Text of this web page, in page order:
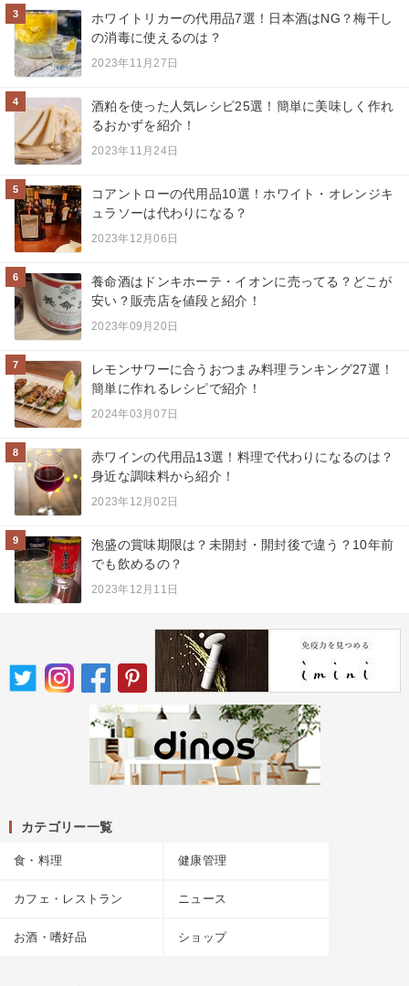
3
ホワイトリカーの代用品7選！日本酒はNG？梅干し
の消毒に使えるのは？
2023年11月27日
4
酒粕を使った人気レシピ25選！簡単に美味しく作れ
るおかずを紹介！
2023年11月24日
5
コアントローの代用品10選！ホワイト・オレンジキ
ュラソーは代わりになる？
2023年12月06日
6
養命酒はドンキホーテ・イオンに売ってる？どこが
安い？販売店を値段と紹介！
2023年09月20日
7
レモンサワーに合うおつまみ料理ランキング27選！
簡単に作れるレシピで紹介！
2024年03月07日
8
赤ワインの代用品13選！料理で代わりになるのは？
身近な調味料から紹介！
2023年12月02日
9
泡盛の賞味期限は？未開封・開封後で違う？10年前
でも飲めるの？
2023年12月11日
カテゴリー一覧
食・料理 健康管理
カフェ・レストラン ニュース
お酒・嗜好品 ショップ